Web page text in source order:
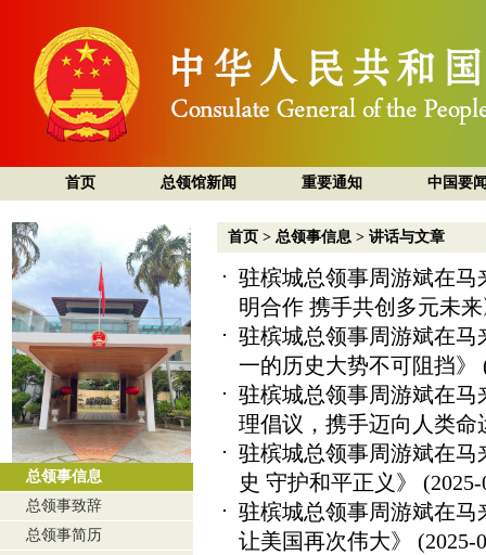
首页 总领馆新闻 重要通知 中国要
总领事信息
总领事致辞
总领事简历
首页 > 总领事信息 > 讲话与文章
驻槟城总领事周游斌在
明合作 携手共创多元未
驻槟城总领事周游斌在
一的历史大势不可阻挡》
驻槟城总领事周游斌在
理倡议，携手迈向人类命
驻槟城总领事周游斌在
史 守护和平正义》
驻槟城总领事周游斌在
让美国再次伟大》
(2025-